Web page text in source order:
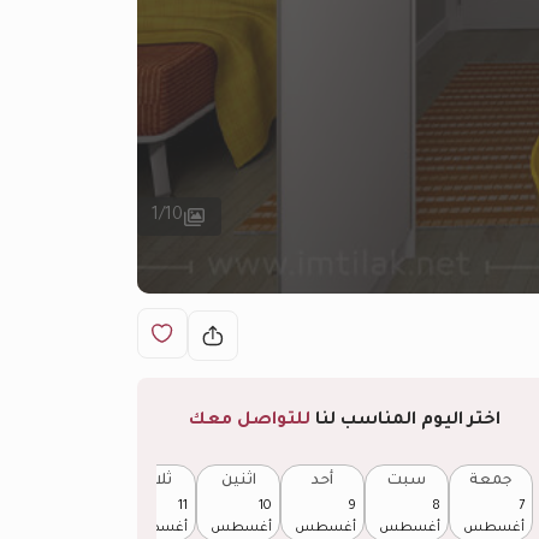
1/ 10
اختر اليوم المناسب لنا للتواصل معك
جمعة
7
أغسطس
سبت
8
أغسطس
أحد
9
أغسطس
اثنين
10
أغسطس
ثلاثاء
11
أغسطس